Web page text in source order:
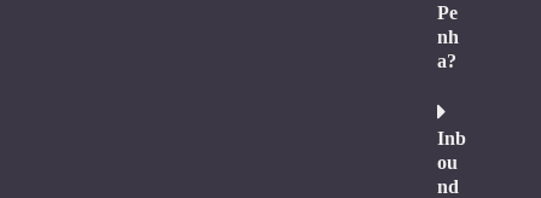
Pe
nh
a?
Inb
ou
nd